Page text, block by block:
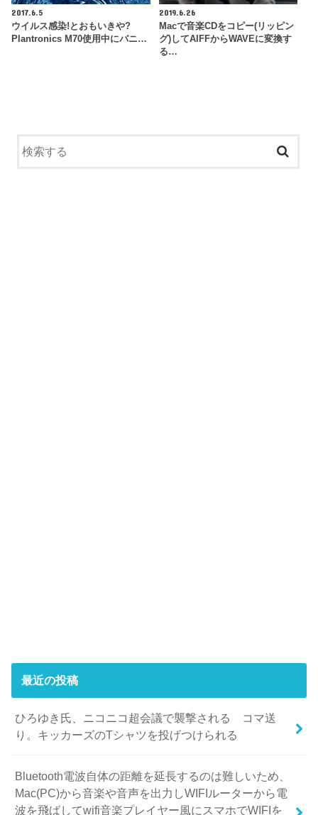
2017.6.5
ウイルス感染!とおもいきや?
Plantronics M70使用中にパニ…
2019.6.26
Macで音楽CDをコピー(リッピン
グ)してAIFFからWAVEに変換す
る…
最近の投稿
ひろゆき氏、ニコニコ超会議で襲撃される コマ送
り。キッカーズのTシャツを投げつけられる
Bluetooth電波自体の距離を延長するのは難しいため、
Mac(PC)から音楽や音声を出力しWIFIルーターから電
波を飛ばしてwifi音楽プレイヤー風にスマホでWIFIを